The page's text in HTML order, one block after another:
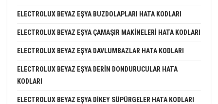
ELECTROLUX BEYAZ EŞYA BUZDOLAPLARI HATA KODLARI
ELECTROLUX BEYAZ EŞYA ÇAMAŞIR MAKINELERI HATA KODLARI
ELECTROLUX BEYAZ EŞYA DAVLUMBAZLAR HATA KODLARI
ELECTROLUX BEYAZ EŞYA DERIN DONDURUCULAR HATA
KODLARI
ELECTROLUX BEYAZ EŞYA DIKEY SÜPÜRGELER HATA KODLARI